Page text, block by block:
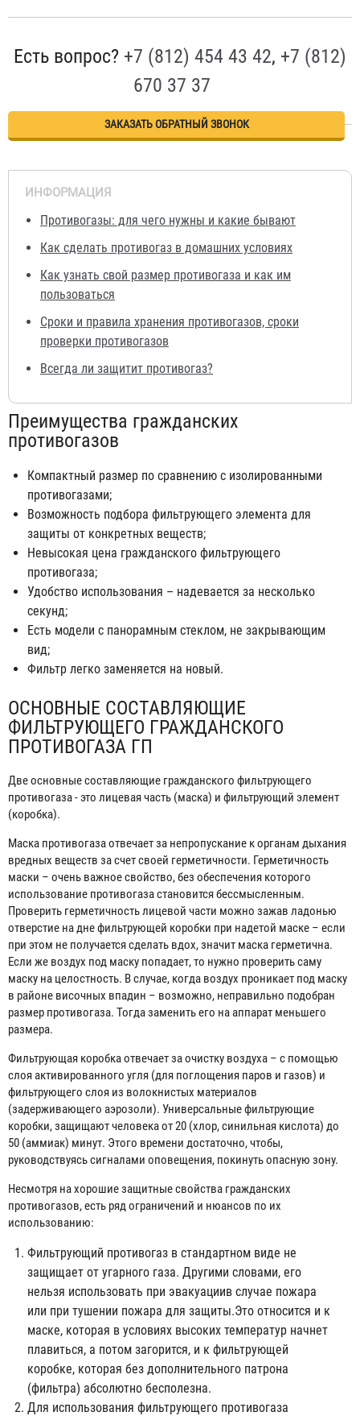
Есть вопрос? +7 (812) 454 43 42, +7 (812)
670 37 37
ЗАКАЗАТЬ ОБРАТНЫЙ ЗВОНОК
ИНФОРМАЦИЯ
Противогазы: для чего нужны и какие бывают
Как сделать противогаз в домашних условиях
Как узнать свой размер противогаза и как им
пользоваться
Сроки и правила хранения противогазов, сроки
проверки противогазов
Всегда ли защитит противогаз?
Преимущества гражданских
противогазов
Компактный размер по сравнению с изолированными
противогазами;
Возможность подбора фильтрующего элемента для
защиты от конкретных веществ;
Невысокая цена гражданского фильтрующего
противогаза;
Удобство использования – надевается за несколько
секунд;
Есть модели с панорамным стеклом, не закрывающим
вид;
Фильтр легко заменяется на новый.
ОСНОВНЫЕ СОСТАВЛЯЮЩИЕ
ФИЛЬТРУЮЩЕГО ГРАЖДАНСКОГО
ПРОТИВОГАЗА ГП
Две основные составляющие гражданского фильтрующего
противогаза - это лицевая часть (маска) и фильтрующий элемент
(коробка).
Маска противогаза отвечает за непропускание к органам дыхания
вредных веществ за счет своей герметичности. Герметичность
маски – очень важное свойство, без обеспечения которого
использование противогаза становится бессмысленным.
Проверить герметичность лицевой части можно зажав ладонью
отверстие на дне фильтрующей коробки при надетой маске – если
при этом не получается сделать вдох, значит маска герметична.
Если же воздух под маску попадает, то нужно проверить саму
маску на целостность. В случае, когда воздух проникает под маску
в районе височных впадин – возможно, неправильно подобран
размер противогаза. Тогда заменить его на аппарат меньшего
размера.
Фильтрующая коробка отвечает за очистку воздуха – с помощью
слоя активированного угля (для поглощения паров и газов) и
фильтрующего слоя из волокнистых материалов
(задерживающего аэрозоли). Универсальные фильтрующие
коробки, защищают человека от 20 (хлор, синильная кислота) до
50 (аммиак) минут. Этого времени достаточно, чтобы,
руководствуясь сигналами оповещения, покинуть опасную зону.
Несмотря на хорошие защитные свойства гражданских
противогазов, есть ряд ограничений и нюансов по их
использованию:
Фильтрующий противогаз в стандартном виде не
защищает от угарного газа. Другими словами, его
нельзя использовать при эвакуациив случае пожара
или при тушении пожара для защиты.Это относится и к
маске, которая в условиях высоких температур начнет
плавиться, а потом загорится, и к фильтрующей
коробке, которая без дополнительного патрона
(фильтра) абсолютно бесполезна.
Для использования фильтрующего противогаза